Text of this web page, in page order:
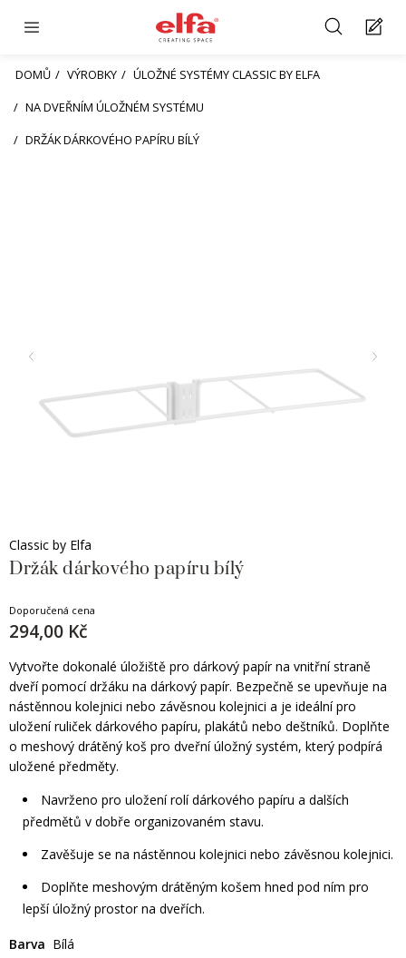
DOMŮ VÝROBKY
ÚLOŽNÉ SYSTÉMY CLASSIC BY ELFA
NA DVEŘNÍM ÚLOŽNÉM SYSTÉMU
DRŽÁK DÁRKOVÉHO PAPÍRU BÍLÝ
Classic by Elfa
Držák dárkového papíru bílý
Doporučená cena
294,00 Kč
Vytvořte dokonalé úložiště pro dárkový papír na vnitřní straně
dveří pomocí držáku na dárkový papír. Bezpečně se upevňuje na
nástěnnou kolejnici nebo závěsnou kolejnici a je ideální pro
uložení ruliček dárkového papíru, plakátů nebo deštníků. Doplňte
o meshový drátěný koš pro dveřní úložný systém, který podpírá
uložené předměty.
Navrženo pro uložení rolí dárkového papíru a dalších
předmětů v dobře organizovaném stavu.
Zavěšuje se na nástěnnou kolejnici nebo závěsnou kolejnici.
Doplňte meshovým drátěným košem hned pod ním pro
lepší úložný prostor na dveřích.
Barva Bílá